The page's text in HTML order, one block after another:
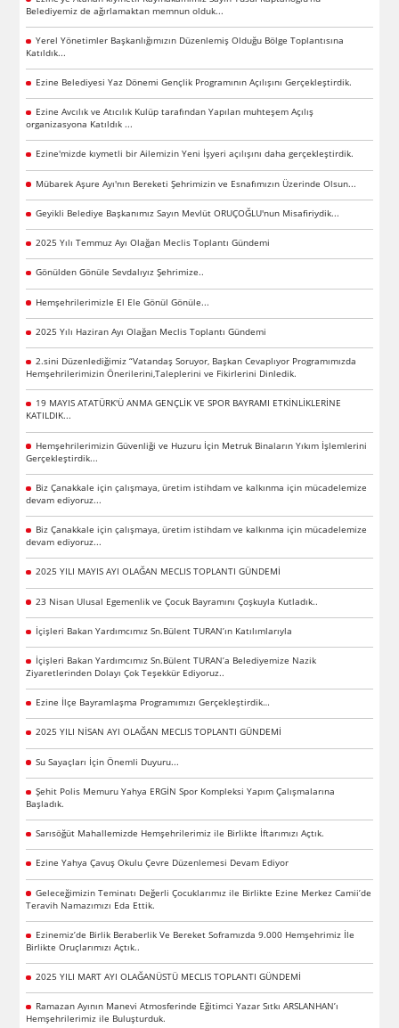
Belediyemiz de ağırlamaktan memnun olduk...
Yerel Yönetimler Başkanlığımızın Düzenlemiş Olduğu Bölge Toplantısına
Katıldık...
Ezine Belediyesi Yaz Dönemi Gençlik Programının Açılışını Gerçekleştirdik.
Ezine Avcılık ve Atıcılık Kulüp tarafından Yapılan muhteşem Açılış
organizasyona Katıldık ...
Ezine'mizde kıymetli bir Ailemizin Yeni İşyeri açılışını daha gerçekleştirdik.
Mübarek Aşure Ayı'nın Bereketi Şehrimizin ve Esnafımızın Üzerinde Olsun...
Geyikli Belediye Başkanımız Sayın Mevlüt ORUÇOĞLU'nun Misafiriydik...
2025 Yılı Temmuz Ayı Olağan Meclis Toplantı Gündemi
Gönülden Gönüle Sevdalıyız Şehrimize..
Hemşehrilerimizle El Ele Gönül Gönüle...
2025 Yılı Haziran Ayı Olağan Meclis Toplantı Gündemi
2.sini Düzenlediğimiz “Vatandaş Soruyor, Başkan Cevaplıyor Programımızda
Hemşehrilerimizin Önerilerini,Taleplerini ve Fikirlerini Dinledik.
19 MAYIS ATATÜRK'Ü ANMA GENÇLİK VE SPOR BAYRAMI ETKİNLİKLERİNE
KATILDIK...
Hemşehrilerimizin Güvenliği ve Huzuru İçin Metruk Binaların Yıkım İşlemlerini
Gerçekleştirdik...
Biz Çanakkale için çalışmaya, üretim istihdam ve kalkınma için mücadelemize
devam ediyoruz...
Biz Çanakkale için çalışmaya, üretim istihdam ve kalkınma için mücadelemize
devam ediyoruz...
2025 YILI MAYIS AYI OLAĞAN MECLIS TOPLANTI GÜNDEMİ
23 Nisan Ulusal Egemenlik ve Çocuk Bayramını Çoşkuyla Kutladık..
İçişleri Bakan Yardımcımız Sn.Bülent TURAN’ın Katılımlarıyla
İçişleri Bakan Yardımcımız Sn.Bülent TURAN’a Belediyemize Nazik
Ziyaretlerinden Dolayı Çok Teşekkür Ediyoruz..
Ezine İlçe Bayramlaşma Programımızı Gerçekleştirdik…
2025 YILI NİSAN AYI OLAĞAN MECLIS TOPLANTI GÜNDEMİ
Su Sayaçları İçin Önemli Duyuru...
Şehit Polis Memuru Yahya ERGİN Spor Kompleksi Yapım Çalışmalarına
Başladık.
Sarısöğüt Mahallemizde Hemşehrilerimiz ile Birlikte İftarımızı Açtık.
Ezine Yahya Çavuş Okulu Çevre Düzenlemesi Devam Ediyor
Geleceğimizin Teminatı Değerli Çocuklarımız ile Birlikte Ezine Merkez Camii’de
Teravih Namazımızı Eda Ettik.
Ezinemiz’de Birlik Beraberlik Ve Bereket Soframızda 9.000 Hemşehrimiz İle
Birlikte Oruçlarımızı Açtık..
2025 YILI MART AYI OLAĞANÜSTÜ MECLIS TOPLANTI GÜNDEMİ
Ramazan Ayının Manevi Atmosferinde Eğitimci Yazar Sıtkı ARSLANHAN’ı
Hemşehrilerimiz ile Buluşturduk.